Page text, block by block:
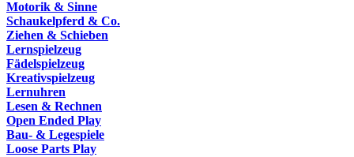
Motorik & Sinne
Schaukelpferd & Co.
Ziehen & Schieben
Lernspielzeug
Fädelspielzeug
Kreativspielzeug
Lernuhren
Lesen & Rechnen
Open Ended Play
Bau- & Legespiele
Loose Parts Play